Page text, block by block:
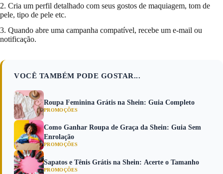
2. Cria um perfil detalhado com seus gostos de maquiagem, tom de
pele, tipo de pele etc.
3. Quando abre uma campanha compatível, recebe um e-mail ou
notificação.
VOCÊ TAMBÉM PODE GOSTAR...
Roupa Feminina Grátis na Shein: Guia Completo
PROMOÇÕES
Como Ganhar Roupa de Graça da Shein: Guia Sem
Enrolação
PROMOÇÕES
Sapatos e Tênis Grátis na Shein: Acerte o Tamanho
PROMOÇÕES